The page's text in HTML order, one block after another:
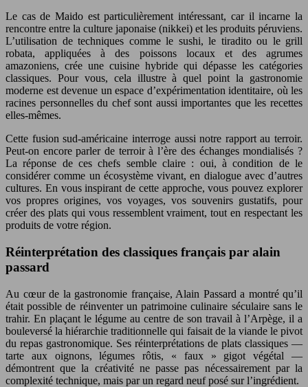
Le cas de Maido est particulièrement intéressant, car il incarne la
rencontre entre la culture japonaise (nikkei) et les produits péruviens.
L’utilisation de techniques comme le sushi, le tiradito ou le grill
robata, appliquées à des poissons locaux et des agrumes
amazoniens, crée une cuisine hybride qui dépasse les catégories
classiques. Pour vous, cela illustre à quel point la gastronomie
moderne est devenue un espace d’expérimentation identitaire, où les
racines personnelles du chef sont aussi importantes que les recettes
elles-mêmes.
Cette fusion sud-américaine interroge aussi notre rapport au terroir.
Peut-on encore parler de terroir à l’ère des échanges mondialisés ?
La réponse de ces chefs semble claire : oui, à condition de le
considérer comme un écosystème vivant, en dialogue avec d’autres
cultures. En vous inspirant de cette approche, vous pouvez explorer
vos propres origines, vos voyages, vos souvenirs gustatifs, pour
créer des plats qui vous ressemblent vraiment, tout en respectant les
produits de votre région.
Réinterprétation des classiques français par alain
passard
Au cœur de la gastronomie française, Alain Passard a montré qu’il
était possible de réinventer un patrimoine culinaire séculaire sans le
trahir. En plaçant le légume au centre de son travail à l’Arpège, il a
bouleversé la hiérarchie traditionnelle qui faisait de la viande le pivot
du repas gastronomique. Ses réinterprétations de plats classiques —
tarte aux oignons, légumes rôtis, « faux » gigot végétal —
démontrent que la créativité ne passe pas nécessairement par la
complexité technique, mais par un regard neuf posé sur l’ingrédient.